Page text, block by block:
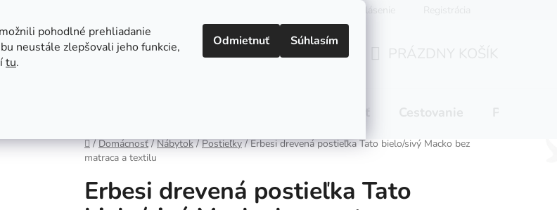
pohodlné prehliadanie
neustále zlepšovali jeho funkcie,
tu.
Odmietnuť Súhlasím
Prihlásenie
Domov
/ Domácnosť / Nábytok / Postieľky / Erbesi drevená postieľka Tato bielo/sivý Macko bez
matraca a textilu
Erbesi drevená postieľka Tato